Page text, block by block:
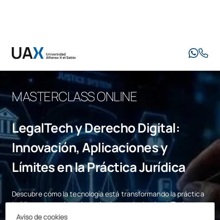
MASTERCLASS ONLINE
LegalTech y Derecho Digital:
Innovación, Aplicaciones y
Límites en la Práctica Jurídica
Descubre cómo la tecnología está transformando la práctica
jurídica, conoce las principales herramientas LegalTech
aplicables a despachos y comprende los riesgos y
Aviso de cookies